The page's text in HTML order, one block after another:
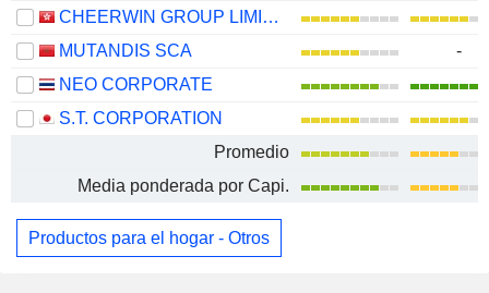
CHEERWIN GROUP LIMITED
MUTANDIS SCA
-
NEO CORPORATE
S.T. CORPORATION
Promedio
Media ponderada por Capi.
Productos para el hogar - Otros